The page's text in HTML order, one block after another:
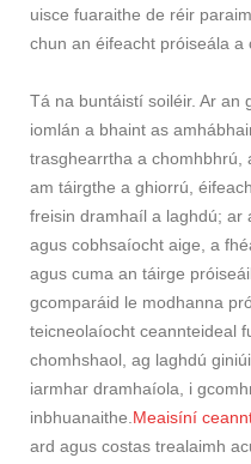
uisce fuaraithe de réir
chun an éifeacht próiseála a
Tá na buntáistí soiléir. Ar an
iomlán a bhaint as
trasghearrtha a chomhbhrú,
am táirgthe a ghiorrú,
freisin dramhaíl a laghdú; ar
agus cobhsaíocht aige, a
agus cuma an táirge
gcomparáid le modhanna
teicneolaíocht ceannteideal
chomhshaol, ag laghdú
iarmhar dramhaíola, i
inbhuanaithe. Meaisíní
ard agus costas trealaimh